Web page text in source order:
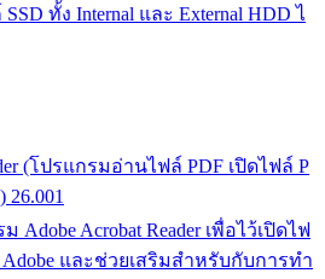
ทั้ง Internal และ External HDD ไ
(โปรแกรมอ่านไฟล์ PDF เปิดไฟล์ P
Acrobat Reader เพื่อไว้เปิดไฟ
Adobe และช่วยเสริมสำหรับกับการทำ